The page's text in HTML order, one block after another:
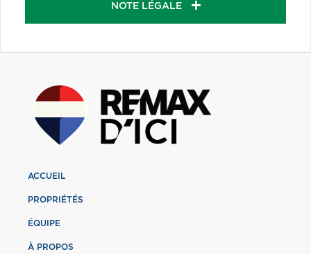
NOTE LÉGALE
ACCUEIL
PROPRIÉTÉS
ÉQUIPE
À PROPOS